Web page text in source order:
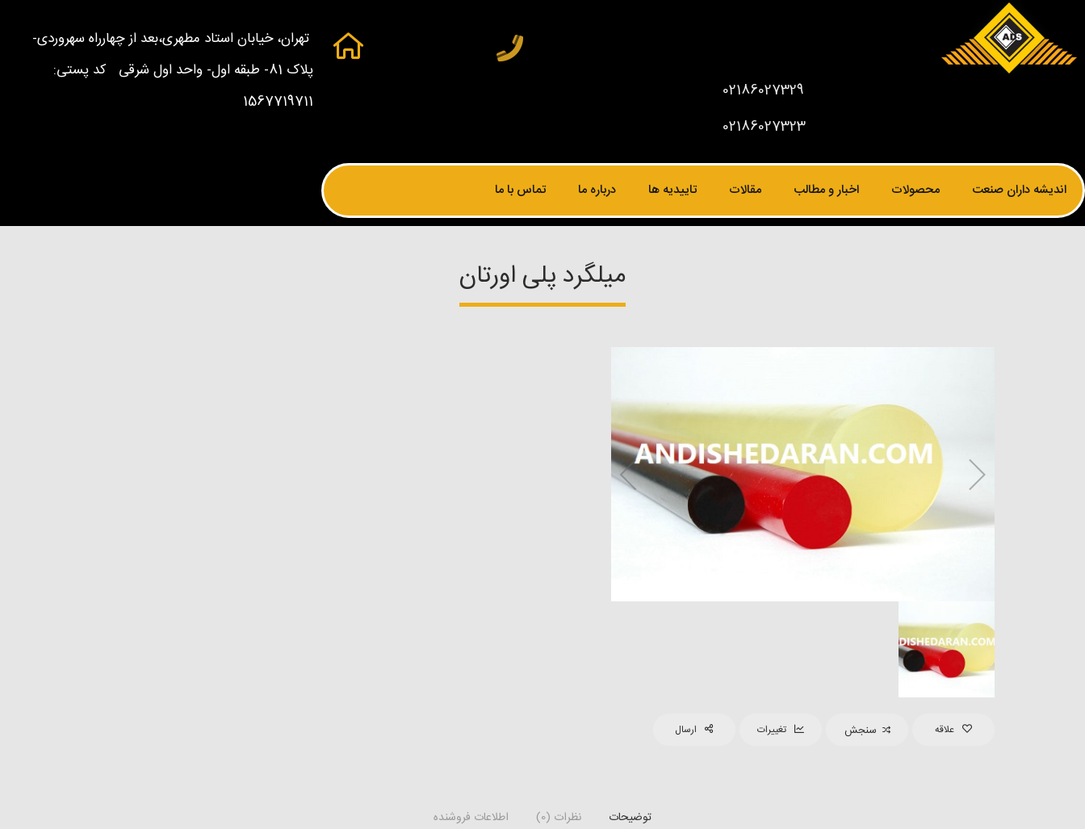
02186027329
02186027323
تهران، خیابان استاد مطهری،بعد از چهارراه سهروردی-
پلاک 81- طبقه اول- واحد اول شرقی کد پستی:
1567719711
اندیشه داران صنعت محصولات اخبار و مطالب مقالات تاییدیه ها درباره ما تماس با ما
میلگرد پلی اورتان
علاقه سنجش تغییرات ارسال
توضیحات نظرات (0) اطلاعات فروشنده